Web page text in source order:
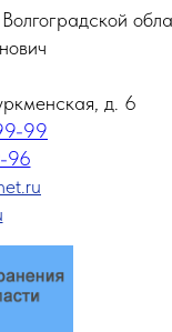
д. 6
99
96